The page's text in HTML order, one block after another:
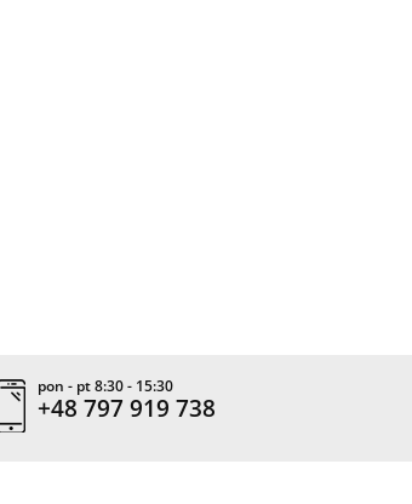
pon - pt 8:30 - 15:30
+48 797 919 738